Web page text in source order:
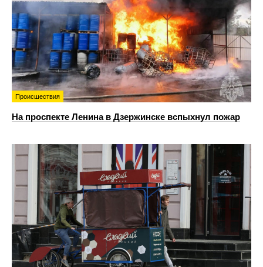
Происшествия
На проспекте Ленина в Дзержинске вспыхнул пожар